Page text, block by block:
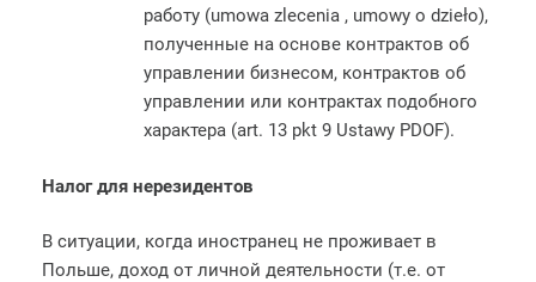
работу (umowа zlecenia , umowy o dzieło),
полученные на основе контрактов об
управлении бизнесом, контрактов об
управлении или контрактах подобного
характера (art. 13 pkt 9 Ustawy PDOF).
Налог для нерезидентов
В ситуации, когда иностранец не проживает в
Польше, доход от личной деятельности (т.е. от